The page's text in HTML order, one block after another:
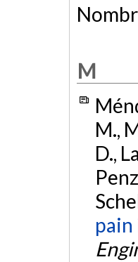
M
M.,
D.,